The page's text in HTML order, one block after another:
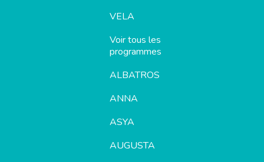
VELA
Voir tous les
programmes
ALBATROS
ANNA
ASYA
AUGUSTA